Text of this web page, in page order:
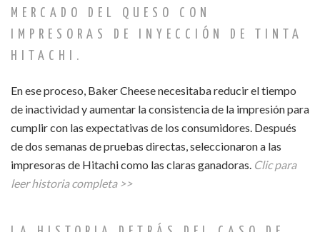
MERCADO DEL QUESO CON
IMPRESORAS DE INYECCIÓN DE TINTA
HITACHI.
En ese proceso, Baker Cheese necesitaba reducir el tiempo
de inactividad y aumentar la consistencia de la impresión para
cumplir con las expectativas de los consumidores. Después
de dos semanas de pruebas directas, seleccionaron a las
impresoras de Hitachi como las claras ganadoras. Clic para
leer historia completa >>